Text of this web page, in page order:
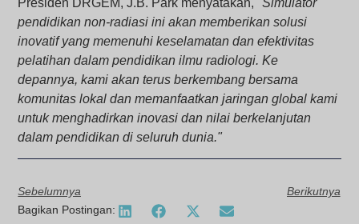
Presiden DRGEM, J.B. Park menyatakan,
"Simulator
pendidikan non-radiasi ini akan memberikan solusi
inovatif yang memenuhi keselamatan dan efektivitas
pelatihan dalam pendidikan ilmu radiologi. Ke
depannya, kami akan terus berkembang bersama
komunitas lokal dan memanfaatkan jaringan global kami
untuk menghadirkan inovasi dan nilai berkelanjutan
dalam pendidikan di seluruh dunia."
Sebelumnya
Berikutnya
Bagikan Postingan: